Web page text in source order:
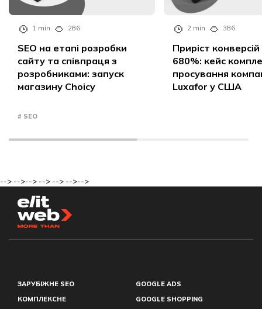
1 min 286
SEO на етапі розробки
сайту та співпраця з
розробниками: запуск
магазину Choicy
# SEO
2 min 386
Приріст
680%: кейс
просування
Luxafor у США
--> -->--> --> --> -->-->
ЗАРУБІЖНЕ SEO
КОМПЛЕКСНЕ
GOOGLE ADS
GOOGLE SHOPPING